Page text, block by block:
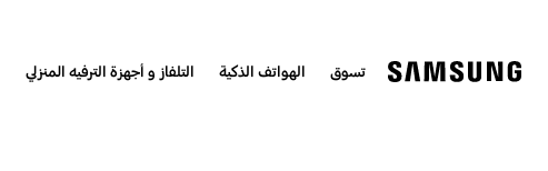
تسوق الهواتف الذكية التلفاز و أجهزة الترفيه المنزلي